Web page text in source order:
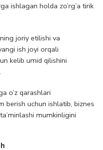
ishlagan holda zo’rg’a tirik
joriy etilishi va
ish joyi orqali
kelib umid qilishini
.
o’z qarashlari
berish uchun ishlatib, biznes
mumkinligini